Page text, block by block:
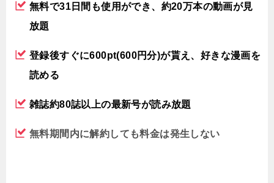
無料で31日間も使用ができ、約20万本の動画が見
放題
登録後すぐに600pt(600円分)が貰え、好きな漫画を
読める
雑誌約80誌以上の最新号が読み放題
無料期間内に解約しても料金は発生しない